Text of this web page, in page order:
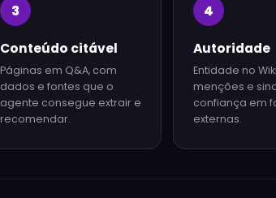
3
Conteúdo citável
Páginas em Q&A, com
dados e fontes que o
agente consegue extrair e
recomendar.
4
Autoridade
Entidade no
menções e
confiança em
externas.